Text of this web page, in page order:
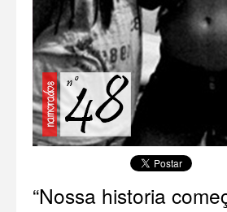
“Nossa historia